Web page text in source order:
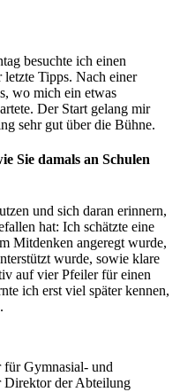
besuchte ich einen
Tipps. Nach einer
wo mich ein etwas
Der Start gelang mir
sehr gut über die Bühne.
Sie damals an Schulen
und sich daran erinnern,
hat: Ich schätzte eine
Mitdenken angeregt wurde,
wurde, sowie klare
auf vier Pfeiler für einen
ich erst viel später kennen,
für Gymnasial- und
Direktor der Abteilung